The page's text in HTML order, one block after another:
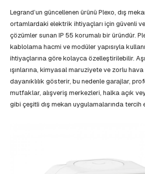
Legrand’un güncellenen ürünü Plexo, dış
ortamlardaki elektrik ihtiyaçları için güvenli ve
çözümler sunan IP 55 korumalı bir üründür.
kablolama hacmi ve modüler yapısıyla
ihtiyaçlarına göre kolayca özelleştirilebilir.
ışınlarına, kimyasal maruziyete ve zorlu hava
dayanıklılık gösterir, bu nedenle garajlar,
mutfaklar, alışveriş merkezleri, halka açık
gibi çeşitli dış mekan uygulamalarında tercih